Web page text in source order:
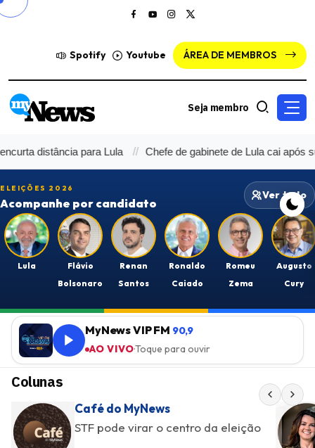
Spotify Youtube ÁREA DE MEMBROS
Seja membro
para Lula Chefe de gabinete de Lula cai após suspeita de
ELEIÇÕES 2026
Acompanhe por candidato
Ver tudo
Lula
Flávio
Bolsonaro
Renan
Santos
Ronaldo
Caiado
Romeu
Zema
Augusto
Cury
MyNews VIP FM 90,9
AO VIVO·Toque para ouvir
Colunas
Café do MyNews
STF pode virar o centro da eleição